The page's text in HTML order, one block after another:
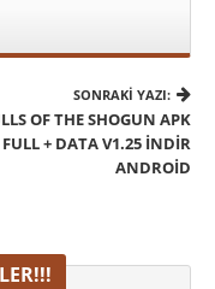
SONRAKI YAZI:
OF THE SHOGUN APK
FULL + DATA V1.25 İNDIR
ANDROID